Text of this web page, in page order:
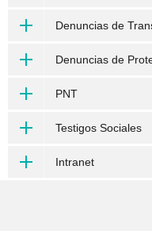
Denuncias de
Denuncias de
PNT
Testigos Sociales
Intranet